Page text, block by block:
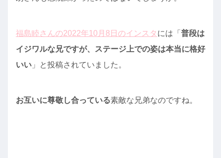
福島睦さんの2022年10月8日のインスタ には「 普段は
イジワルな兄ですが、ステージ上での姿は本当に格好
いい 」と投稿されていました。
お互いに尊敬し合っている素敵な兄弟なのですね。